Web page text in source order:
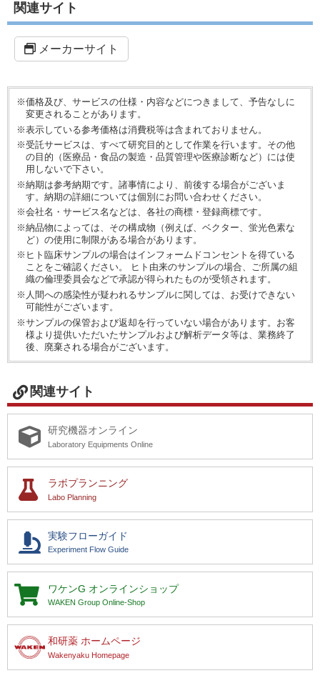
関連サイト
メーカーサイト
※価格及び、サービスの仕様・内容などにつきまして、予告なしに
変更されることがあります。
※表示している参考価格は消費税等は含まれておりません。
※受託サービスは、すべて研究目的として作業を行います。その他
の目的（医療品・食品の製造・品質管理や医療診断など）には使
用しないで下さい。
※納期は参考納期です。諸事情により、前後する場合がございま
す。納期の詳細については個別にお問い合わせください。
※会社名・サービス名などは、各社の商標・登録商標です。
※納品物によっては、その構成物（例えば、ベクター、蛍光色素な
ど）の使用に制限がある場合があります。
※ヒト臨床サンプルの場合はインフォームドコンセントを得ている
ことをご確認ください。 ヒト由来のサンプルの場合、ご所属の組
織の倫理委員会などで承認が得られたものが受領されます。
※人間への感染性が疑われるサンプルに関しては、お受けできない
可能性がございます。
※サンプルの保管および返却を行っていない場合があります。お客
様より提供いただいたサンプルおよび解析データ等は、業務終了
後、廃棄される場合がございます。
関連サイト
研究機器オンライン
Laboratory Equipments Online
ラボプランニング
Labo Planning
実験フローガイド
Experiment Flow Guide
ワケンG オンラインショップ
WAKEN Group Online-Shop
和研薬 ホームページ
Wakenyaku Homepage